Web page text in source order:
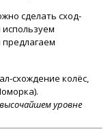
сделать сход-
схождение колёс,
уровне